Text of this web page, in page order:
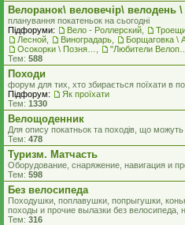
Велоранок\ веловечір\ велодень \
планування покатеньок на сьогодні
Підфоруми:
Вело - Роллерский
Лесной
Виноградарь
Тем: 588
Походи
форум для тих, хто збирається поїхати в
Підфорум:
Як проїхати
Тем: 1330
Велощоденник
Для опису покатньок та походів, що
Тем: 478
Туризм. Матчасть
Оборудование, снаряжение, навигация и
Тем: 598
Без велосипеда
Походушки, поплавушки, попрыгушки,
походы и прочие вылазки без велосипеда,
Тем: 316